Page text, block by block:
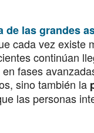
las grandes
cada vez existe
continúan
fases
sino también la
las personas